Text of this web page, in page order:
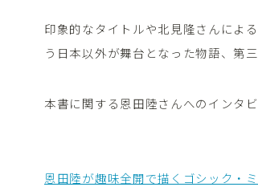
印象的なタイトルや北見隆さんによ
う日本以外が舞台となった物語、第
本書に関する恩田陸さんへのインタビ
恩田陸が趣味全開で描くゴシック・